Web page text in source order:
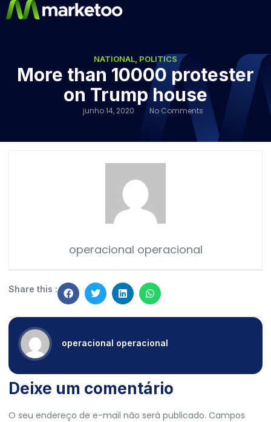
NATIONAL POLITICS
More than 10000 protester
on Trump house
junho 14, 2020 No Comments
operacional operacional
Share this :
operacional operacional
Deixe um comentário
O seu endereço de e-mail não será publicado. Campos